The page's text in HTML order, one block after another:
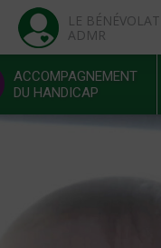
LE BÉNÉVOLAT
ADMR
ACCOMPAGNEMENT
DU HANDICAP